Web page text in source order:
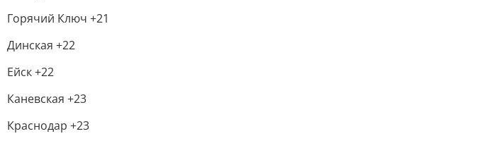
Горячий Ключ +21
Динская +22
Ейск +22
Каневская +23
Краснодар +23